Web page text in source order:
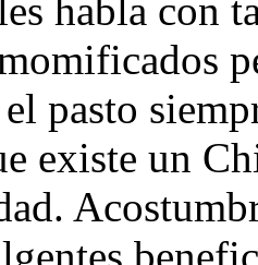
habla con
pasto
existe un